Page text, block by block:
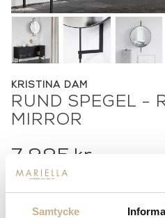
Samtycke
KRISTINA DAM
RUND SPEGEL -
MIRROR
7.995 kr